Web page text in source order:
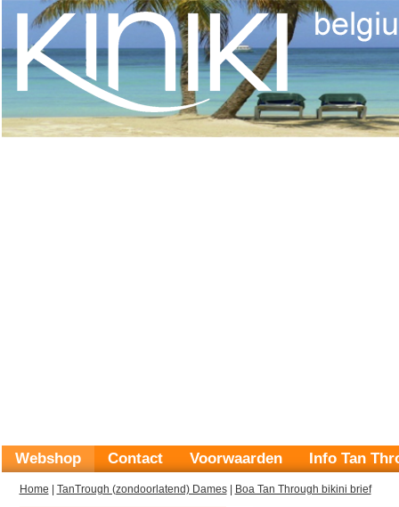
Webshop Contact Voorwaarden Info Tan
Home TanTrough (zondoorlatend) Dames| Boa Tan Through bikini brief